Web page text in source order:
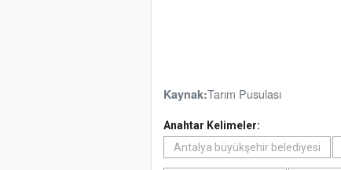
Kaynak:Tarım Pusulası
Anahtar Kelimeler:
Antalya büyükşehir belediyesi